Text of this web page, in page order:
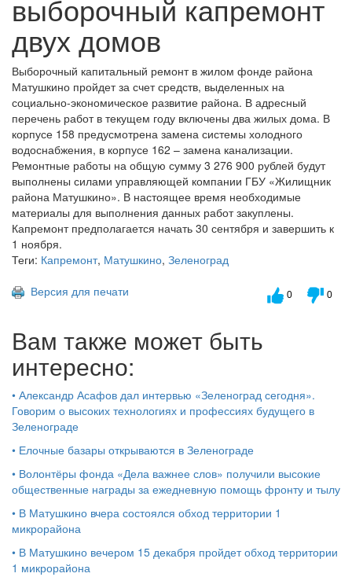
выборочный капремонт
двух домов
Выборочный капитальный ремонт в жилом фонде района
Матушкино пройдет за счет средств, выделенных на
социально-экономическое развитие района. В адресный
перечень работ в текущем году включены два жилых дома. В
корпусе 158 предусмотрена замена системы холодного
водоснабжения, в корпусе 162 – замена канализации.
Ремонтные работы на общую сумму 3 276 900 рублей будут
выполнены силами управляющей компании ГБУ «Жилищник
района Матушкино». В настоящее время необходимые
материалы для выполнения данных работ закуплены.
Капремонт предполагается начать 30 сентября и завершить к
1 ноября.
Теги: Капремонт, Матушкино, Зеленоград
Версия для печати
0 0
Вам также может быть
интересно:
• Александр Асафов дал интервью «Зеленоград сегодня».
Говорим о высоких технологиях и профессиях будущего в
Зеленограде
• Елочные базары открываются в Зеленограде
• Волонтёры фонда «Дела важнее слов» получили высокие
общественные награды за ежедневную помощь фронту и тылу
• В Матушкино вчера состоялся обход территории 1
микрорайона
• В Матушкино вечером 15 декабря пройдет обход территории
1 микрорайона